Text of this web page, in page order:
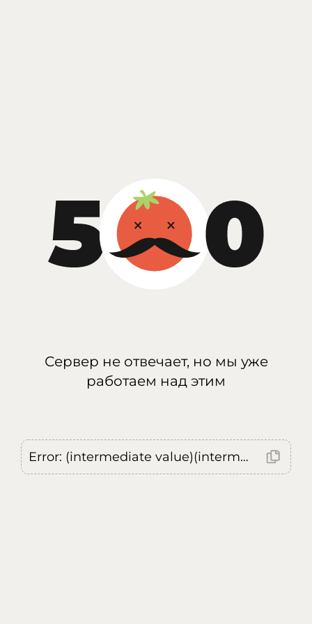
Сервер не отвечает, но мы уже
работаем над этим
Error: (intermediate value)(intermediate value)(intermediate value).replaceAll is not a function